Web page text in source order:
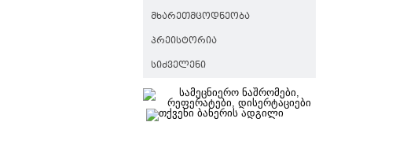
ᲛᲮᲐᲠᲔᲗᲛᲪᲝᲓᲜᲔᲝᲑᲐ
ᲞᲠᲔᲘᲡᲢᲝᲠᲘᲐ
ᲡᲘᲫᲕᲔᲚᲔᲜᲘ